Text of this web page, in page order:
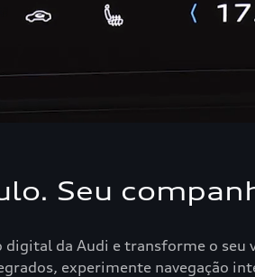
Seu
digital da Audi e transforme o
experimente navegação